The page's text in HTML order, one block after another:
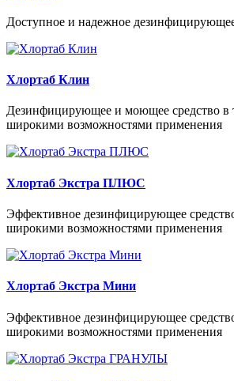
Доступное и надежное дезинфицирующее
Хлортаб Клин
Дезинфицирующее и моющее средство в
широкими возможностями применения
Хлортаб Экстра ПЛЮС
Эффективное дезинфицирующее
широкими возможностями применения
Хлортаб Экстра Мини
Эффективное дезинфицирующее
широкими возможностями применения